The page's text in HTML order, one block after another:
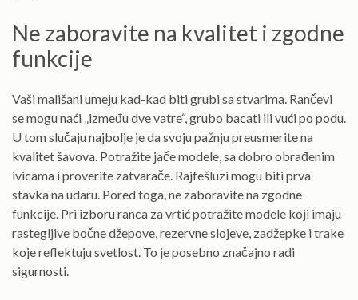
Ne zaboravite na kvalitet i zgodne
funkcije
Vaši mališani umeju kad-kad biti grubi sa stvarima. Rančevi
se mogu naći „između dve vatre“, grubo bacati ili vući po podu.
U tom slučaju najbolje je da svoju pažnju preusmerite na
kvalitet šavova. Potražite jače modele, sa dobro obrađenim
ivicama i proverite zatvarače. Rajfešluzi mogu biti prva
stavka na udaru. Pored toga, ne zaboravite na zgodne
funkcije. Pri izboru ranca za vrtić potražite modele koji imaju
rastegljive bočne džepove, rezervne slojeve, zadžepke i trake
koje reflektuju svetlost. To je posebno značajno radi
sigurnosti.